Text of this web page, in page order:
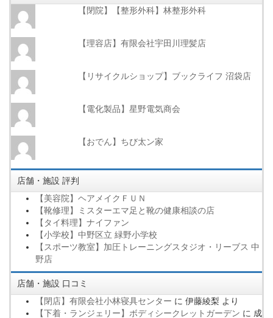
【閉院】【整形外科】林整形外科
【理容店】有限会社宇田川理髪店
【リサイクルショップ】ブックライフ 沼袋店
【電化製品】星野電気商会
【おでん】ちび太ン家
店舗・施設 評判
【美容院】ヘアメイクＦＵＮ
【靴修理】ミスターエマ足と靴の健康相談の店
【タイ料理】ナイファン
【小学校】中野区立 緑野小学校
【スポーツ教室】加圧トレーニングスタジオ・リーブス 中
野店
店舗・施設 口コミ
【閉店】有限会社小林寝具センター に 伊藤綾梨 より
【下着・ランジェリー】ボディシークレットガーデン に 成